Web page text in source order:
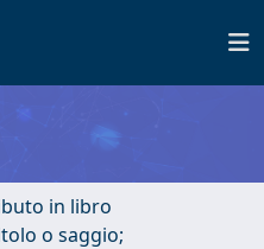
in libro
o saggio;